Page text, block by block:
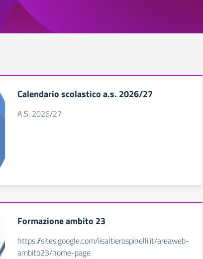
Calendario scolastico a.s. 2026/27
A.S. 2026/27
Formazione ambito 23
https://sites.google.com/iisaltierospinelli.it/areaweb-
ambito23/home-page